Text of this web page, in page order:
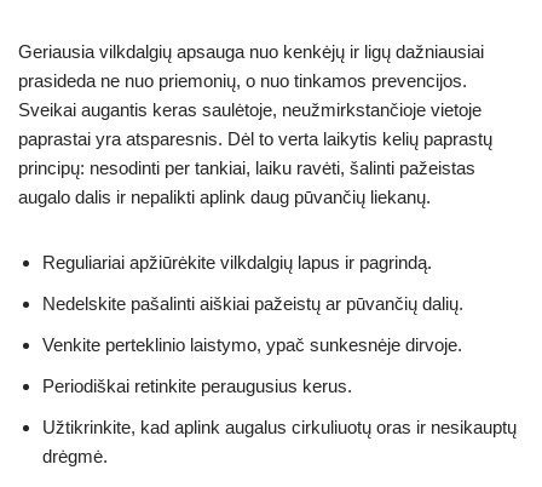
Geriausia vilkdalgių apsauga nuo kenkėjų ir ligų dažniausiai
prasideda ne nuo priemonių, o nuo tinkamos prevencijos.
Sveikai augantis keras saulėtoje, neužmirkstančioje vietoje
paprastai yra atsparesnis. Dėl to verta laikytis kelių paprastų
principų: nesodinti per tankiai, laiku ravėti, šalinti pažeistas
augalo dalis ir nepalikti aplink daug pūvančių liekanų.
Reguliariai apžiūrėkite vilkdalgių lapus ir pagrindą.
Nedelskite pašalinti aiškiai pažeistų ar pūvančių dalių.
Venkite perteklinio laistymo, ypač sunkesnėje dirvoje.
Periodiškai retinkite peraugusius kerus.
Užtikrinkite, kad aplink augalus cirkuliuotų oras ir nesikauptų
drėgmė.